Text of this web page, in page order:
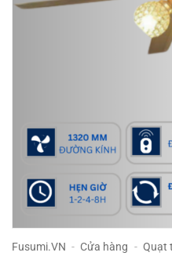
Fusumi.VN - Cửa hàng - Quạt